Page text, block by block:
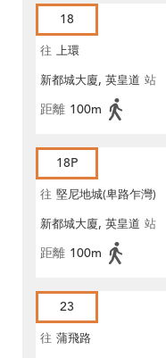
18
往 上環
新都城大廈, 英皇道 站
距離 100m
18P
往 堅尼地城(卑路乍灣)
新都城大廈, 英皇道 站
距離 100m
23
往 蒲飛路